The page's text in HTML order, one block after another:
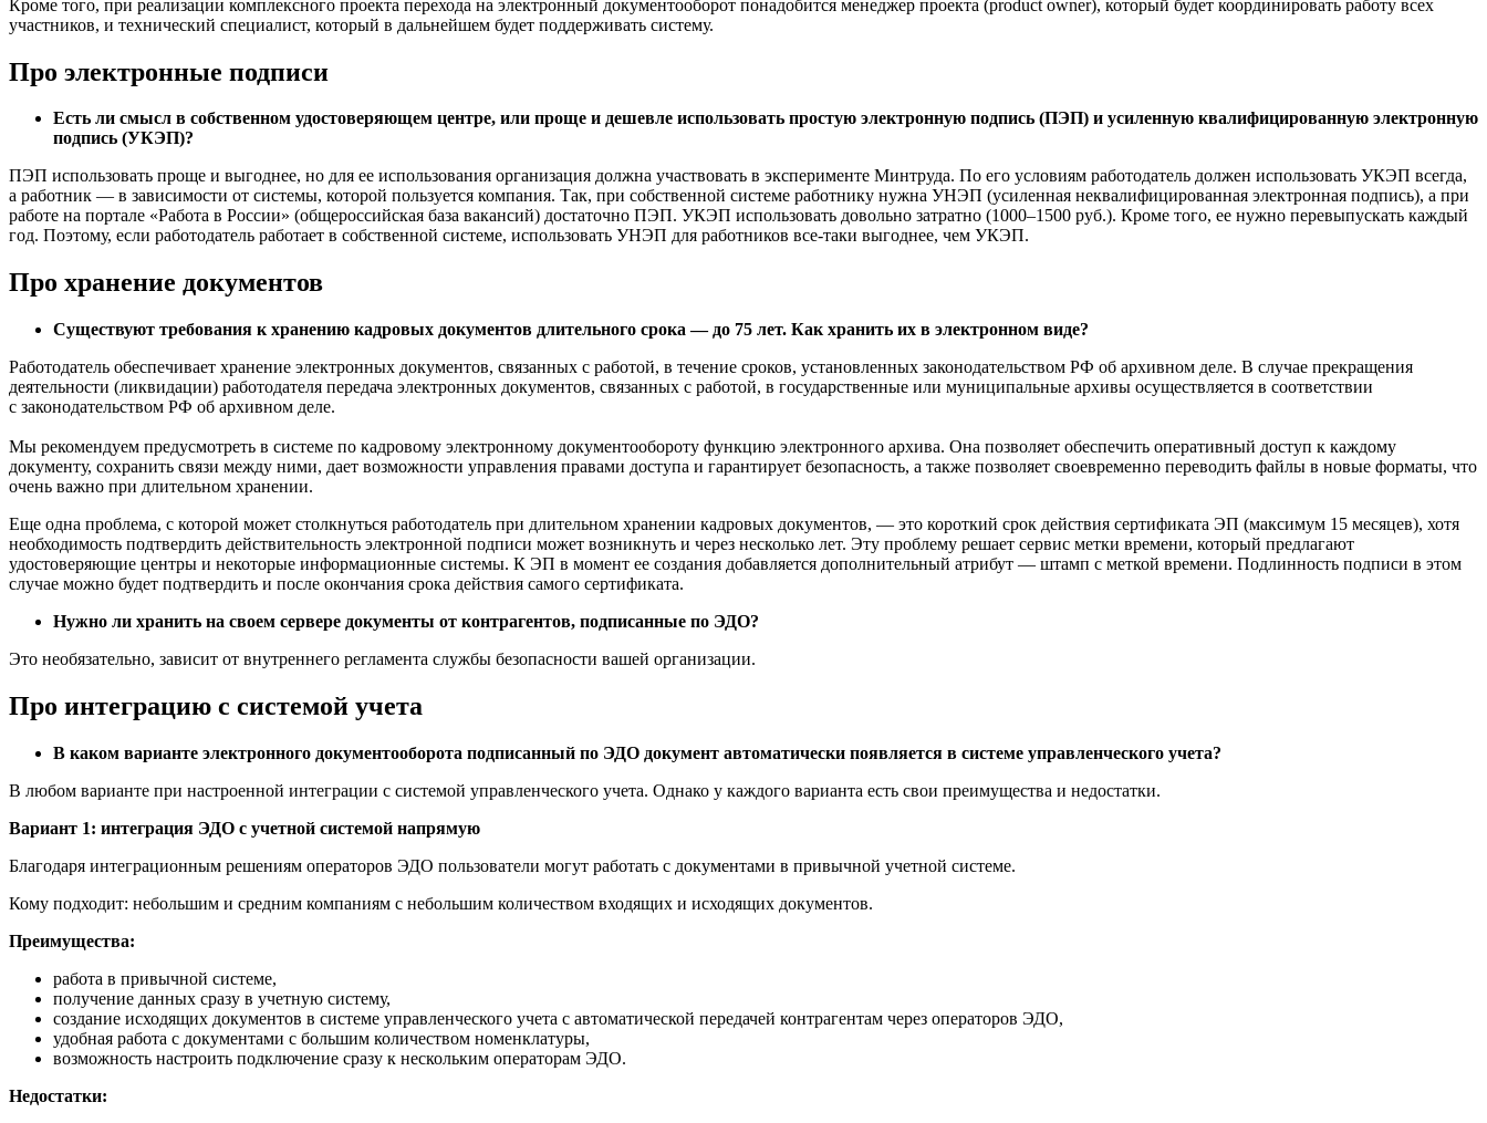
Кроме того, при реализации комплексного проекта перехода на электронный документооборот понадобится менеджер проекта (product owner), который будет координировать работу всех
участников, и технический специалист, который в дальнейшем будет поддерживать систему.
Про электронные подписи
Есть ли смысл в собственном удостоверяющем центре, или проще и дешевле использовать простую электронную подпись (ПЭП) и усиленную квалифицированную электронную
подпись (УКЭП)?
ПЭП использовать проще и выгоднее, но для ее использования организация должна участвовать в эксперименте Минтруда. По его условиям работодатель должен использовать УКЭП всегда,
а работник — в зависимости от системы, которой пользуется компания. Так, при собственной системе работнику нужна УНЭП (усиленная неквалифицированная электронная подпись), а при
работе на портале «Работа в России» (общероссийская база вакансий) достаточно ПЭП. УКЭП использовать довольно затратно (1000–1500 руб.). Кроме того, ее нужно перевыпускать каждый
год. Поэтому, если работодатель работает в собственной системе, использовать УНЭП для работников все-таки выгоднее, чем УКЭП.
Про хранение документов
Существуют требования к хранению кадровых документов длительного срока — до 75 лет. Как хранить их в электронном виде?
Работодатель обеспечивает хранение электронных документов, связанных с работой, в течение сроков, установленных законодательством РФ об архивном деле. В случае прекращения
деятельности (ликвидации) работодателя передача электронных документов, связанных с работой, в государственные или муниципальные архивы осуществляется в соответствии
с законодательством РФ об архивном деле.
Мы рекомендуем предусмотреть в системе по кадровому электронному документообороту функцию электронного архива. Она позволяет обеспечить оперативный доступ к каждому
документу, сохранить связи между ними, дает возможности управления правами доступа и гарантирует безопасность, а также позволяет своевременно переводить файлы в новые форматы, что
очень важно при длительном хранении.
Еще одна проблема, с которой может столкнуться работодатель при длительном хранении кадровых документов, — это короткий срок действия сертификата ЭП (максимум 15 месяцев), хотя
необходимость подтвердить действительность электронной подписи может возникнуть и через несколько лет. Эту проблему решает сервис метки времени, который предлагают
удостоверяющие центры и некоторые информационные системы. К ЭП в момент ее создания добавляется дополнительный атрибут — штамп с меткой времени. Подлинность подписи в этом
случае можно будет подтвердить и после окончания срока действия самого сертификата.
Нужно ли хранить на своем сервере документы от контрагентов, подписанные по ЭДО?
Это необязательно, зависит от внутреннего регламента службы безопасности вашей организации.
Про интеграцию с системой учета
В каком варианте электронного документооборота подписанный по ЭДО документ автоматически появляется в системе управленческого учета?
В любом варианте при настроенной интеграции с системой управленческого учета. Однако у каждого варианта есть свои преимущества и недостатки.
Вариант 1: интеграция ЭДО с учетной системой напрямую
Благодаря интеграционным решениям операторов ЭДО пользователи могут работать с документами в привычной учетной системе.
Кому подходит: небольшим и средним компаниям с небольшим количеством входящих и исходящих документов.
Преимущества:
работа в привычной системе,
получение данных сразу в учетную систему,
создание исходящих документов в системе управленческого учета с автоматической передачей контрагентам через операторов ЭДО,
удобная работа с документами с большим количеством номенклатуры,
возможность настроить подключение сразу к нескольким операторам ЭДО.
Недостатки: